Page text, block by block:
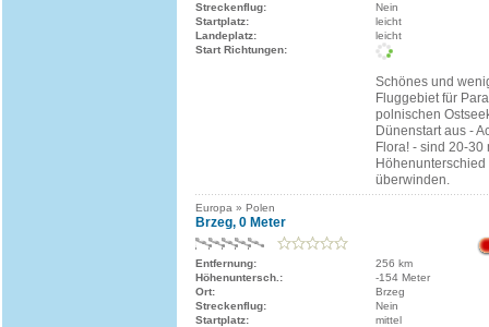
Streckenflug:
Nein
Startplatz:
leicht
Landeplatz:
leicht
Start Richtungen:
Schönes und
Fluggebiet für
polnischen
Dünenstart aus -
Flora! - sind 20-30
überwinden.
Europa » Polen
Brzeg, 0 Meter
Entfernung:
256 km
Höhenuntersch.:
-154 Meter
Ort:
Brzeg
Streckenflug:
Nein
Startplatz:
mittel